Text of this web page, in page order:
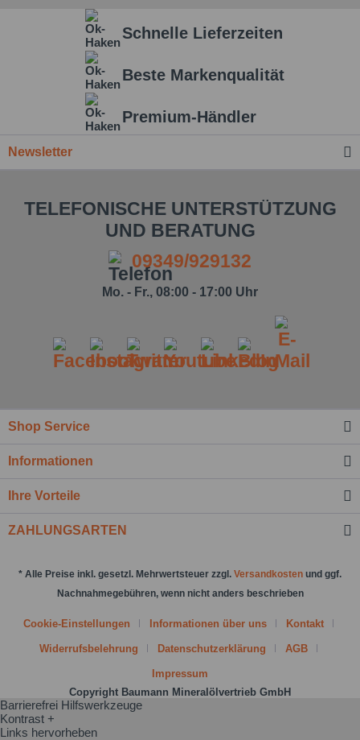
zur
Kenntnis genommen.*
Felder mit * sind Pflichtfelder.
Schnelle Lieferzeiten
Beste Markenqualität
Premium-Händler
Newsletter
TELEFONISCHE UNTERSTÜTZUNG
UND BERATUNG
09349/929132
Mo. - Fr., 08:00 - 17:00 Uhr
Shop Service
Informationen
Ihre Vorteile
ZAHLUNGSARTEN
* Alle Preise inkl. gesetzl. Mehrwertsteuer zzgl. Versandkosten und ggf.
Nachnahmegebühren, wenn nicht anders beschrieben
Cookie-Einstellungen Informationen über uns Kontakt
Widerrufsbelehrung Datenschutzerklärung AGB
Impressum
Copyright Baumann Mineralölvertrieb GmbH
Barrierefrei Hilfswerkzeuge
Kontrast +
Links hervorheben